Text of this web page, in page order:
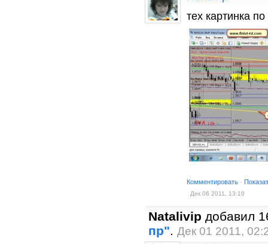
тех картинка
Комментировать ·
Дек 06 2011, 13:10
Natalivip добавил
пр". Дек 01 2011,